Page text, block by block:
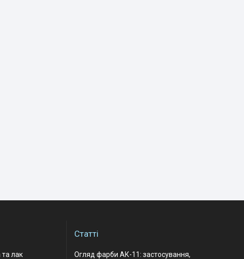
та лак
Статті
Огляд фарби АК-11: застосування,